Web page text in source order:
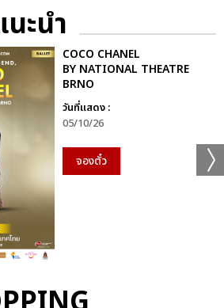
นะนำ
COCO CHANEL
BY NATIONAL THEATRE
BRNO
วันที่แสดง :
05/10/26
จองตั๋ว